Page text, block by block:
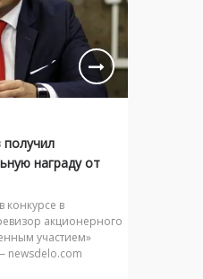
награду от
конкурсе в
акционерного
участием»
newsdelo.com